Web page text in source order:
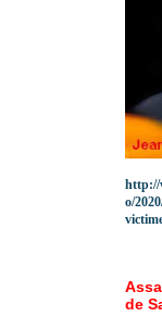
http://
o/
de